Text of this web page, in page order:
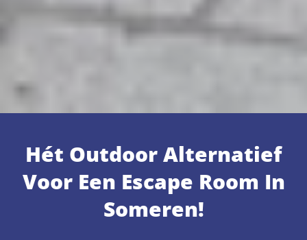
Hét Outdoor Alternatief
Voor Een Escape Room In
Someren!